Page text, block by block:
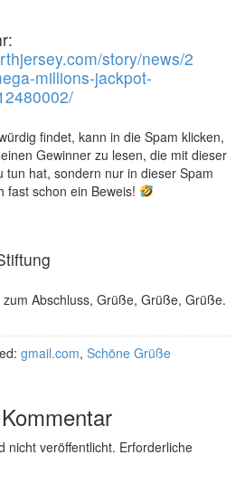
story/news/2
millions-jackpot-
findet, kann in die Spam klicken,
Gewinner zu lesen, die mit dieser
tun hat, sondern nur in dieser Spam
fast schon ein Beweis!
Abschluss, Grüße, Grüße, Grüße.
gmail.com, Schöne Grüße
nicht veröffentlicht. Erforderliche